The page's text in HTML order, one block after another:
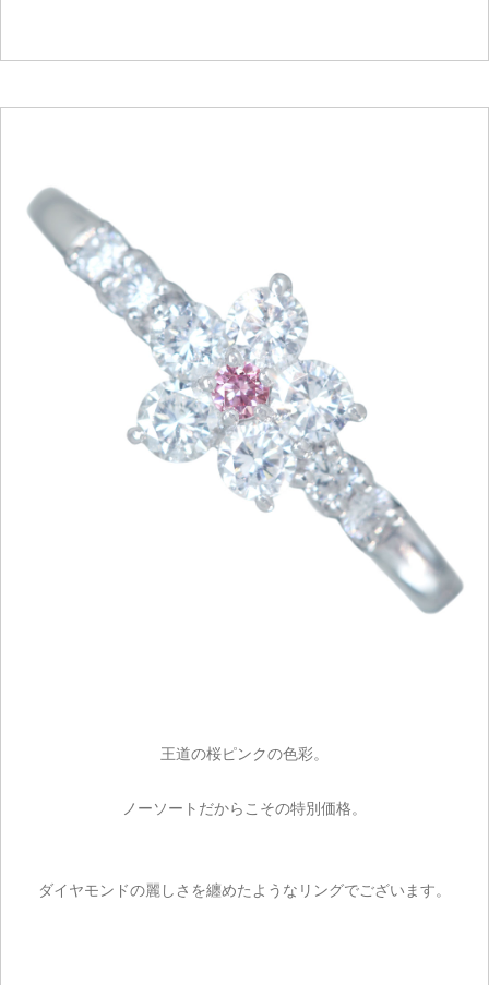
王道の桜ピンクの色彩。
ノーソートだからこその特別価格。
ダイヤモンドの麗しさを纏めたようなリングでございます。